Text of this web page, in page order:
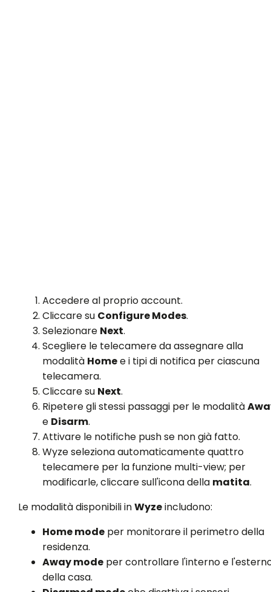
Accedere al proprio account.
Cliccare su Configure Modes.
Selezionare Next.
Scegliere le telecamere da assegnare alla
modalità Homee i tipi di notifica per ciascuna
telecamera.
Cliccare su Next.
Ripetere gli stessi passaggi per le modalità
e Disarm.
Attivare le notifiche push se non già fatto.
Wyze seleziona automaticamente quattro
telecamere per la funzione multi-view; per
modificarle, cliccare sull'icona della matita.
Le modalità disponibili inWyzeincludono:
Home modeper monitorare il perimetro della
residenza.
Away modeper controllare l'interno e
della casa.